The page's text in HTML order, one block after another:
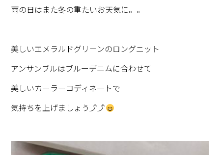
雨の日はまた冬の重たいお天気に。。
美しいエメラルドグリーンのロングニット
アンサンブルはブルーデニムに合わせて
美しいカーラーコディネートで
気持ちを上げましょう⤴︎⤴︎